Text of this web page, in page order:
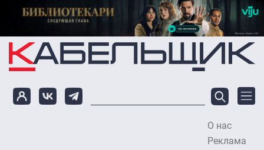
Перейти к основному содержанию
О нас
Реклама